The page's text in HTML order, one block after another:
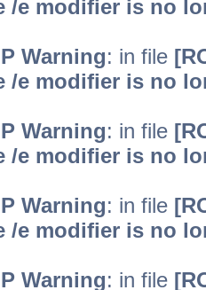
/e modifier is no
Warning: in file
/e modifier is no
Warning: in file
/e modifier is no
Warning: in file
/e modifier is no
Warning: in file